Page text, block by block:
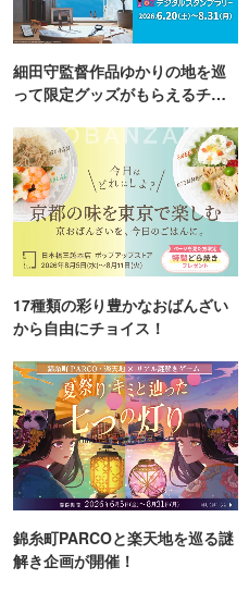
細田守監督作品ゆかりの地を巡
って限定グッズがもらえるチャ
17種類の彩り豊かなおばんざい
から自由にチョイス！
錦糸町PARCOと楽天地を巡る謎
解き企画が開催！